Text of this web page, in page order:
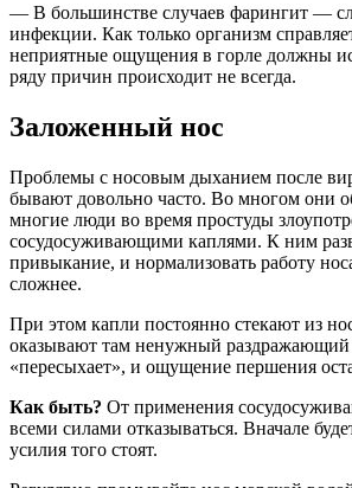
— В большинстве случаев фарингит —
инфекции. Как только организм
неприятные ощущения в горле должны
ряду причин происходит не всегда.
Заложенный нос
Проблемы с носовым дыханием после
бывают довольно часто. Во многом они
многие люди во время простуды
сосудосуживающими каплями. К ним
привыкание, и нормализовать работу
сложнее.
При этом капли постоянно стекают из
оказывают там ненужный раздражающий
«пересыхает», и ощущение першения
Как быть? От применения
всеми силами отказываться. Вначале
усилия того стоят.